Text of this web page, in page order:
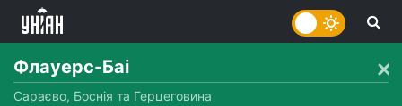
Флауерс-Баі
Сараєво, Боснія та Герцеговина